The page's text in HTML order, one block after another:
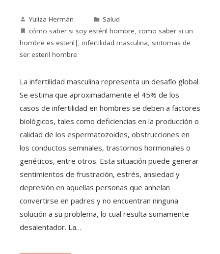
Yuliza Hermán
Salud
cómo saber si soy estéril hombre, como saber si un
hombre es esteril| , infertilidad masculina, sintomas de
ser esteril hombre
La infertilidad masculina representa un desafío global.
Se estima que aproximadamente el 45% de los
casos de infertilidad en hombres se deben a factores
biológicos, tales como deficiencias en la producción o
calidad de los espermatozoides, obstrucciones en
los conductos seminales, trastornos hormonales o
genéticos, entre otros. Esta situación puede generar
sentimientos de frustración, estrés, ansiedad y
depresión en aquellas personas que anhelan
convertirse en padres y no encuentran ninguna
solución a su problema, lo cual resulta sumamente
desalentador. La…